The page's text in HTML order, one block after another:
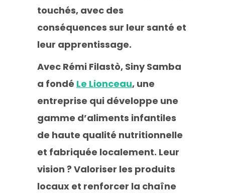
touchés, avec des
conséquences sur leur santé et
leur apprentissage.
Avec Rémi Filastò, Siny Samba
a fondé Le Lionceau, une
entreprise qui développe une
gamme d’aliments infantiles
de haute qualité nutritionnelle
et fabriquée localement. Leur
vision ? Valoriser les produits
locaux et renforcer la chaîne